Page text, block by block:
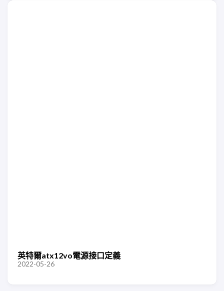
英特爾atx12vo電源接口定義
2022-05-26